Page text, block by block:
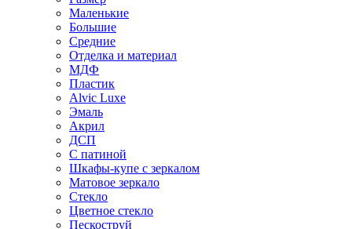
Маленькие
Большие
Средние
Отделка и материал
МДФ
Пластик
Alvic Luxe
Эмаль
Акрил
ДСП
С патиной
Шкафы-купе с зеркалом
Матовое зеркало
Стекло
Цветное стекло
Пескоструй